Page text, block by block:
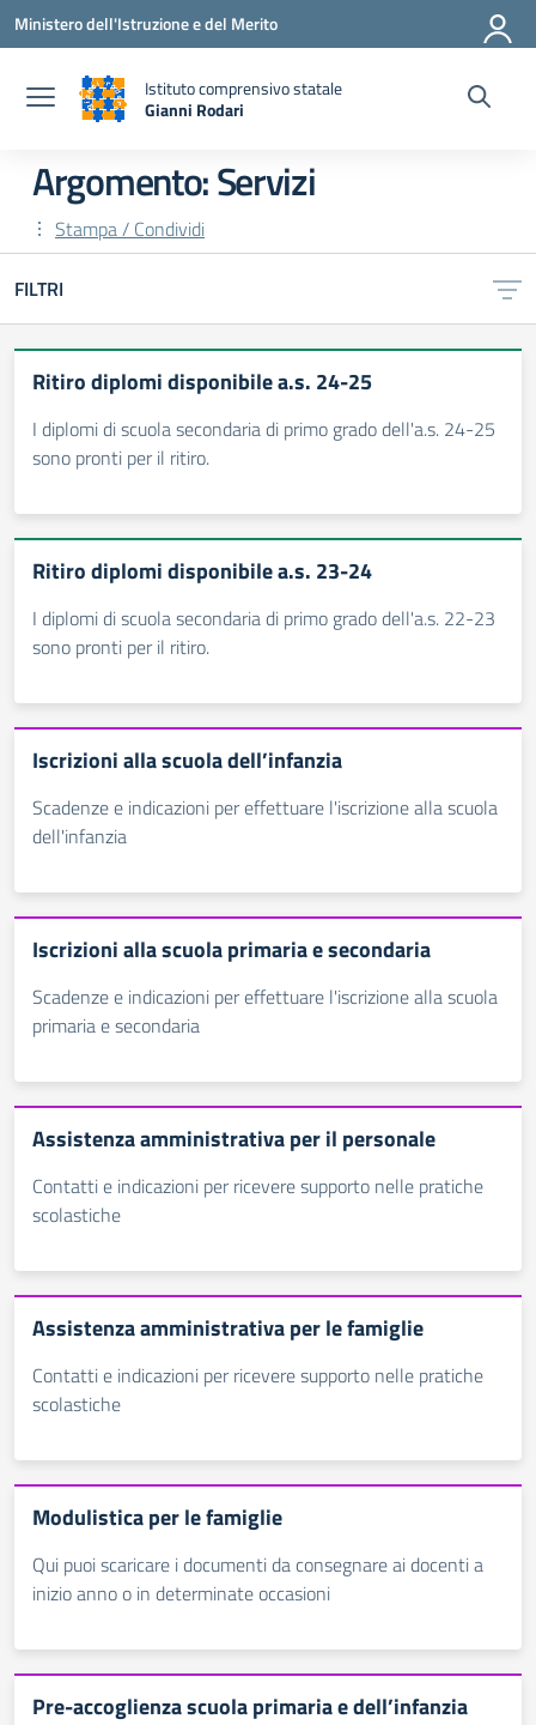
Vai ai contenuti
Vai al menu di navigazione
Vai al footer
Ministero dell'Istruzione e del Merito
Istituto comprensivo statale
Gianni Rodari
Argomento: Servizi
Stampa / Condividi
FILTRI
Ritiro diplomi disponibile a.s. 24-25
I diplomi di scuola secondaria di primo grado dell'a.s. 24-25
sono pronti per il ritiro.
Ritiro diplomi disponibile a.s. 23-24
I diplomi di scuola secondaria di primo grado dell'a.s. 22-23
sono pronti per il ritiro.
Iscrizioni alla scuola dell’infanzia
Scadenze e indicazioni per effettuare l'iscrizione alla scuola
dell'infanzia
Iscrizioni alla scuola primaria e secondaria
Scadenze e indicazioni per effettuare l'iscrizione alla scuola
primaria e secondaria
Assistenza amministrativa per il personale
Contatti e indicazioni per ricevere supporto nelle pratiche
scolastiche
Assistenza amministrativa per le famiglie
Contatti e indicazioni per ricevere supporto nelle pratiche
scolastiche
Modulistica per le famiglie
Qui puoi scaricare i documenti da consegnare ai docenti a
inizio anno o in determinate occasioni
Pre-accoglienza scuola primaria e dell’infanzia